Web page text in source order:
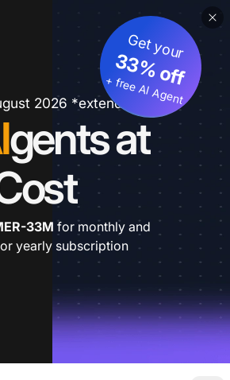
2026 *extended
gents at
Get your
33% off
+ free AI Agent
33M for monthly and
yearly subscription